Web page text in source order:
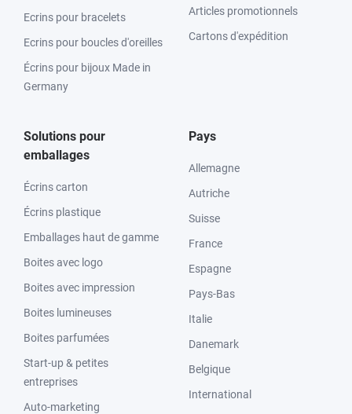
Ecrins pour bracelets
Ecrins pour boucles d'oreilles
Écrins pour bijoux Made in
Germany
Articles promotionnels
Cartons d'expédition
Solutions pour
emballages
Écrins carton
Écrins plastique
Emballages haut de gamme
Boites avec logo
Boites avec impression
Boites lumineuses
Boites parfumées
Start-up & petites
entreprises
Auto-marketing
Pays
Allemagne
Autriche
Suisse
France
Espagne
Pays-Bas
Italie
Danemark
Belgique
International